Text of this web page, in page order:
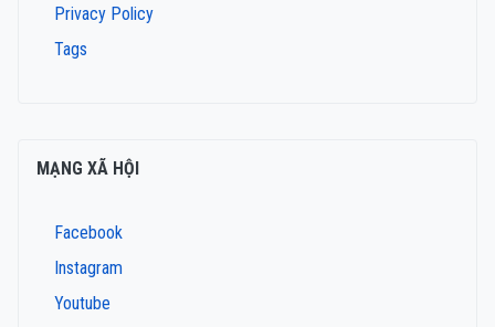
Privacy Policy
Tags
MẠNG XÃ HỘI
Facebook
Instagram
Youtube